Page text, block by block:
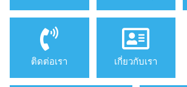
ติดต่อเรา เกี่ยวกับเรา